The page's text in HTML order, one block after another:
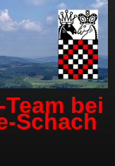
bei
Schach